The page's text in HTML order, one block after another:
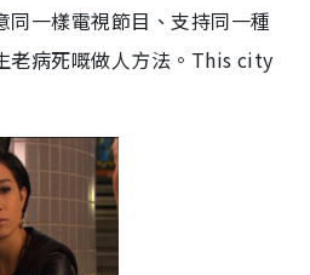
同一樣電視節目、支持同一種
老病死嘅做人方法。This city